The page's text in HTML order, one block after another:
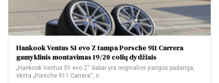
Hankook Ventus S1 evo Z tampa Porsche 911 Carrera
gamyklinis montavimas 19/20 colių dydžiais
„Hankook Ventus S1 evo Z“ dabar yra originalios įrangos padanga,
skirta „Porsche 911 Carrera“, ir…